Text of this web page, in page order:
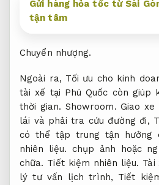
Gửi hàng hỏa tốc từ Sài
tận tâm
Chuyển nhượng.
Ngoài ra, Tối ưu cho kinh
tài xế tại Phú Quốc còn giúp
thời gian. Showroom. Giao xe
lái và phải tra cứu đường đi,
có thể tập trung tận hưởng
nhiên liệu. chụp ảnh hoặc
chữa. Tiết kiệm nhiên liệu.
lý tư vấn lịch trình, Tiết